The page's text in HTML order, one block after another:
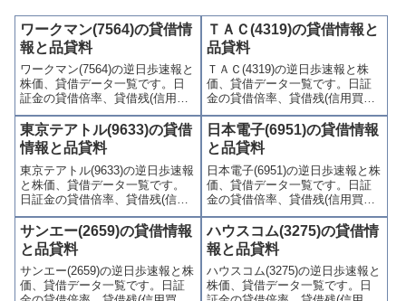
ワークマン(7564)の貸借情
報と品貸料
ワークマン(7564)の逆日歩速報と
株価、貸借データ一覧です。日
証金の貸借倍率、貸借残(信用買
残、信用売残)、品貸料(逆日
歩)、東証の週末残高、規制(注意
喚起・申込停止)など、空売り関
連情報を集計し、図解でわかり
やすくまとめて掲載していま
す。
ＴＡＣ(4319)の貸借情報と
品貸料
ＴＡＣ(4319)の逆日歩速報と株
価、貸借データ一覧です。日証
金の貸借倍率、貸借残(信用買
残、信用売残)、品貸料(逆日
歩)、東証の週末残高、規制(注意
喚起・申込停止)など、空売り関
連情報を集計し、図解でわかり
やすくまとめて掲載していま
す。
東京テアトル(9633)の貸借
情報と品貸料
東京テアトル(9633)の逆日歩速報
と株価、貸借データ一覧です。
日証金の貸借倍率、貸借残(信用
買残、信用売残)、品貸料(逆日
歩)、東証の週末残高、規制(注意
喚起・申込停止)など、空売り関
連情報を集計し、図解でわかり
やすくまとめて掲載していま
す。
日本電子(6951)の貸借情報
と品貸料
日本電子(6951)の逆日歩速報と株
価、貸借データ一覧です。日証
金の貸借倍率、貸借残(信用買
残、信用売残)、品貸料(逆日
歩)、東証の週末残高、規制(注意
喚起・申込停止)など、空売り関
連情報を集計し、図解でわかり
やすくまとめて掲載していま
す。
サンエー(2659)の貸借情報
と品貸料
サンエー(2659)の逆日歩速報と株
価、貸借データ一覧です。日証
ハウスコム(3275)の貸借情
報と品貸料
ハウスコム(3275)の逆日歩速報と
株価、貸借データ一覧です。日